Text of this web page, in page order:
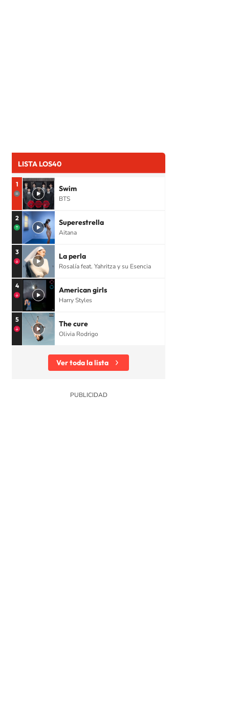
LISTA LOS40
1 Swim
BTS
2 Superestrella
Aitana
3 La perla
Rosalía feat. Yahritza y su Esencia
4 American girls
Harry Styles
5 The cure
Olivia Rodrigo
Ver toda la lista